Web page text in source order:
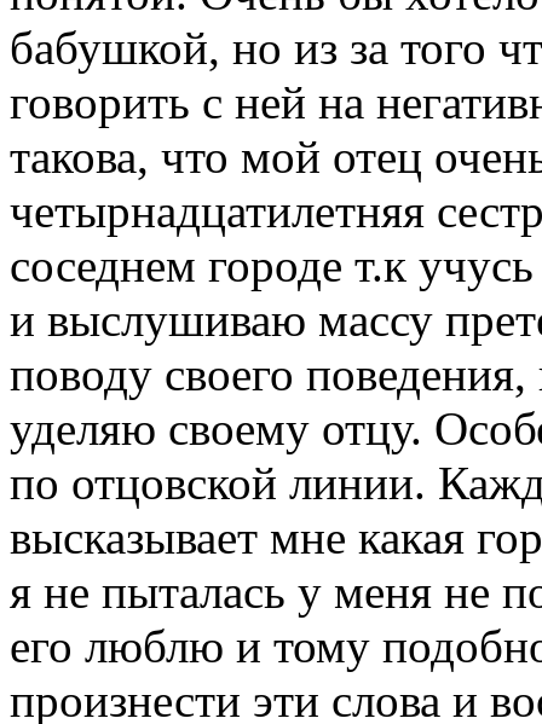
бабушкой, но из за того
говорить с ней на
такова, что мой отец
четырнадцатилетняя
соседнем городе т.к
и выслушиваю массу
поводу своего
уделяю своему отцу.
по отцовской линии.
высказывает мне какая
я не пыталась у меня не
его люблю и тому
произнести эти слова и